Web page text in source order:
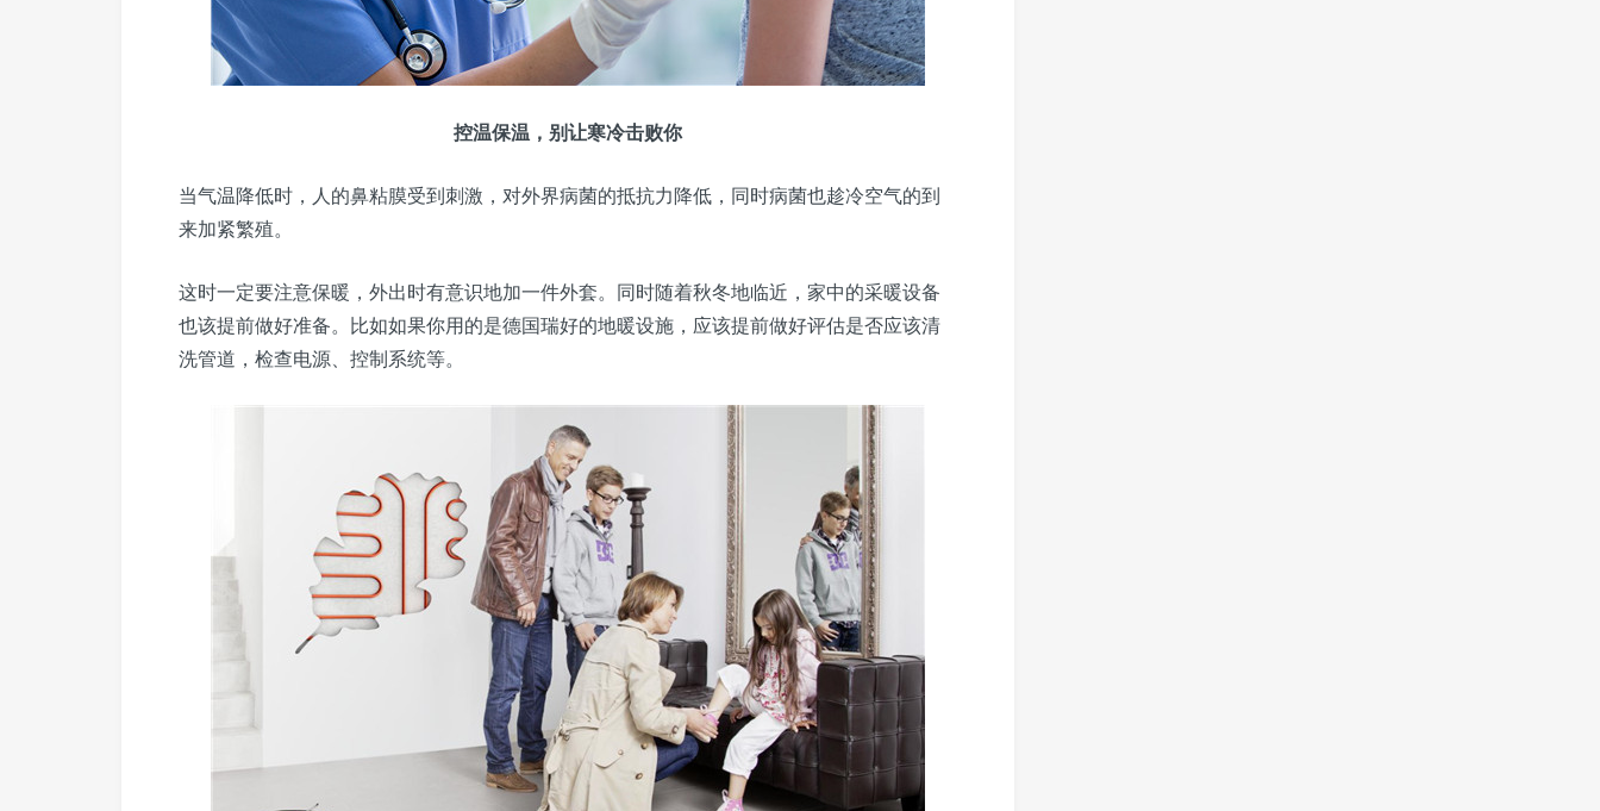
控温保温，别让寒冷击败你
当气温降低时，人的鼻粘膜受到刺激，对外界病菌的抵抗力降低，同时病菌也趁冷空气的到
来加紧繁殖。
这时一定要注意保暖，外出时有意识地加一件外套。同时随着秋冬地临近，家中的采暖设备
也该提前做好准备。比如如果你用的是德国瑞好的地暖设施，应该提前做好评估是否应该清
洗管道，检查电源、控制系统等。